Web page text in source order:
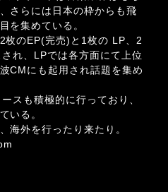
さらには日本の枠からも飛
を集めている。
枚のEP(完売)と1枚の LP、2
れ、LPでは各方面にて上位
CMにも起用され話題を集め
スも積極的に行っており、
いる。
海外を行ったり来たり。